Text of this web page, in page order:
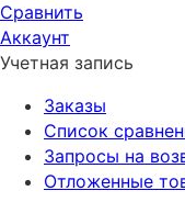
Сравнить
Аккаунт
Учетная запись
Заказы
Список
Запросы на
Отложенные